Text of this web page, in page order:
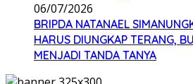
06/07/2026
BRIPDA NATANAEL
HARUS DIUNGKAP TERANG,
MENJADI TANDA TANYA